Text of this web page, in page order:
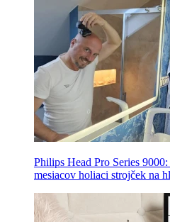
Philips Head Pro Series
mesiacov holiaci strojček na